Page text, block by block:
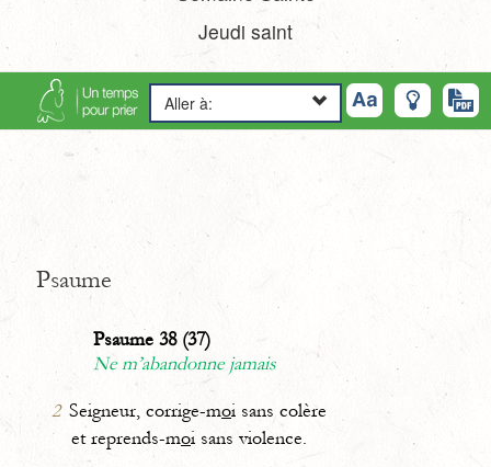
Jeudi saint
Aller à:
Psaume
Psaume 38 (37)
Ne m’abandonne jamais
2 Seigneur, corrige-moi sans colère
et reprends-moi sans violence.